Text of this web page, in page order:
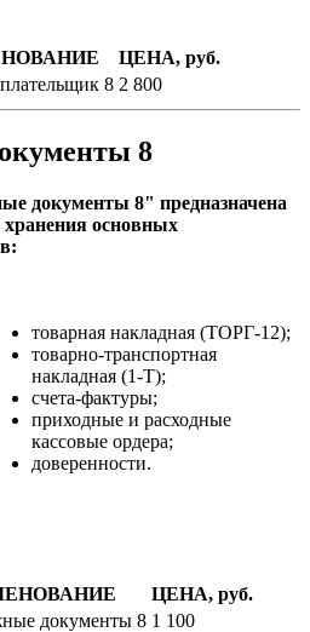
ЦЕНА, руб.
8 2 800
8
документы 8" предназначена
хранения основных
товарная накладная (ТОРГ-12);
товарно-транспортная
накладная (1-Т);
счета-фактуры;
приходные и расходные
кассовые ордера;
доверенности.
ЦЕНА, руб.
документы 8 1 100